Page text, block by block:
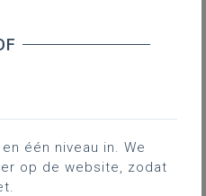
-
één niveau in. We
op de website, zodat